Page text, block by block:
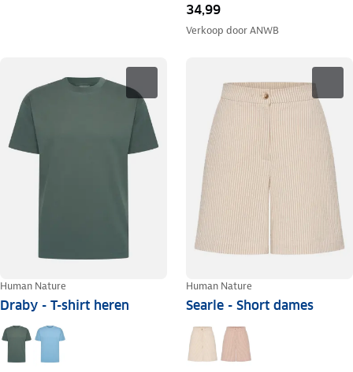
34,99
Verkoop doorANWB
Human Nature
Draby - T-shirt heren
Human Nature
Searle - Short dames